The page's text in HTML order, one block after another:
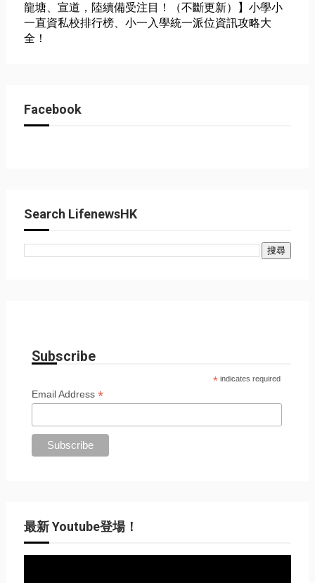
龍塘、宣道，陸續備受注目！（不斷更新）】小學小
一直資私校排行榜、小一入學統一派位資訊攻略大
全！
Facebook
Search LifenewsHK
Subscribe
* indicates required
Email Address*
最新 Youtube登場！